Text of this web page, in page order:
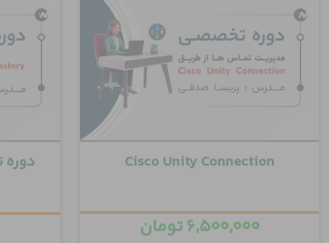
Cisco Unity Connection
۶,۵۰۰,۰۰۰تومان